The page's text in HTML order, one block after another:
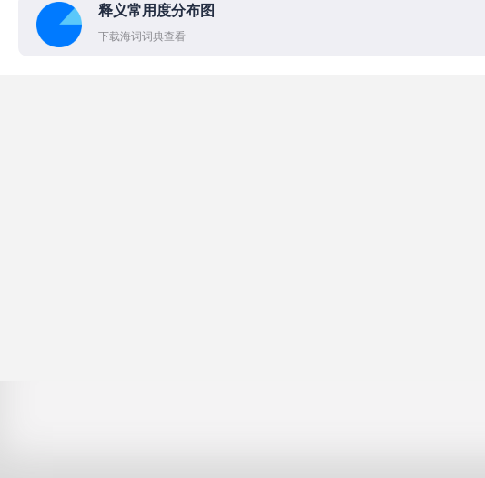
释义常用度分布图
下载海词词典查看